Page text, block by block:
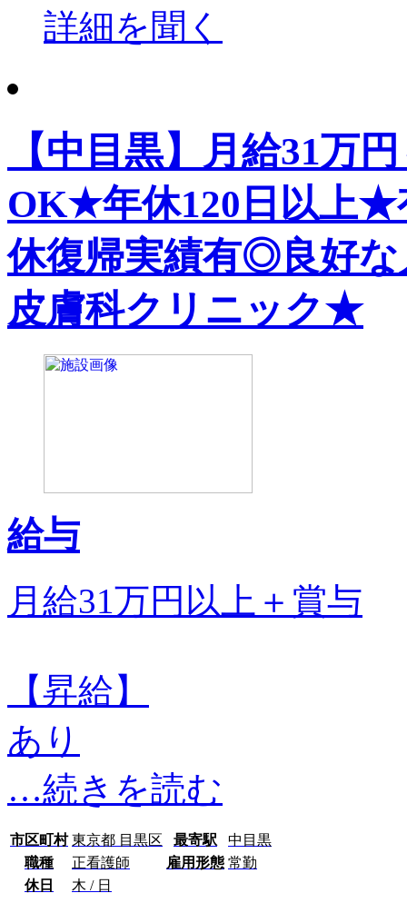
詳細を聞く
【中目黒】月給31万
OK★年休120日以上★
休復帰実績有◎良好な
皮膚科クリニック★
給与
月給31万円以上＋賞与
【昇給】
あり
…続きを読む
市区町村 東京都 目黒区 最寄駅
中目黒
職種
正看護師 雇用形態 常勤
休日
木 / 日